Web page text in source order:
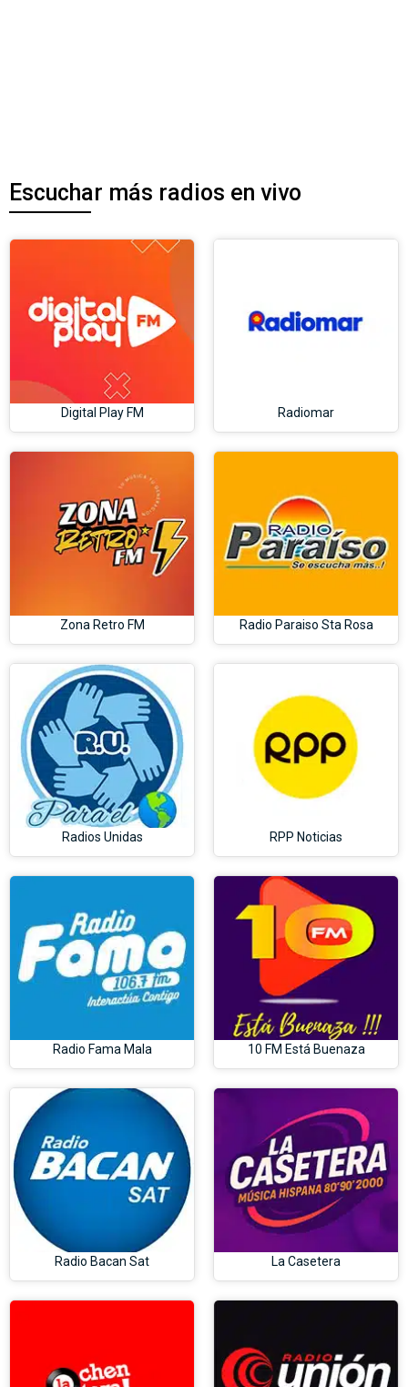
Escuchar más radios en vivo
Digital Play FM Radiomar
Zona Retro FM Radio Paraiso Sta Rosa
Radios Unidas RPP Noticias
Radio Fama Mala 10 FM Está Buenaza
Radio Bacan Sat La Casetera